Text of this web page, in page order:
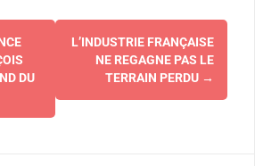
DU
L’INDUSTRIE FRANÇAISE
NE REGAGNE PAS LE
TERRAIN PERDU →